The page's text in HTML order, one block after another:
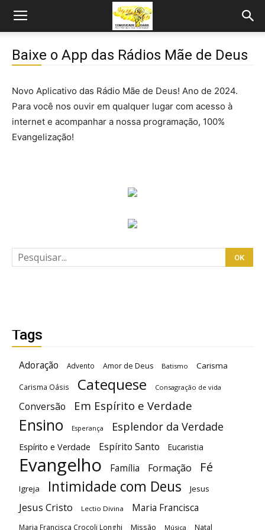
Baixe o App das Rádios Mãe de Deus
Novo Aplicativo das Rádio Mãe de Deus! Ano de 2024.
Para você nos ouvir em qualquer lugar com acesso à
internet e acompanhar a nossa programação, 100%
Evangelização!
Tags
Adoração Advento Amor de Deus Batismo Carisma
Carisma Oásis Catequese Consagração de vida
Conversão Em Espírito e Verdade
Ensino Esperança Esplendor da Verdade
Espírito e Verdade Espírito Santo Eucaristia
Evangelho Família Formação Fé
Igreja Intimidade com Deus Jesus
Jesus Cristo Lectio Divina Maria Francisca
Maria Francisca Crocoli Longhi Missão Música Natal